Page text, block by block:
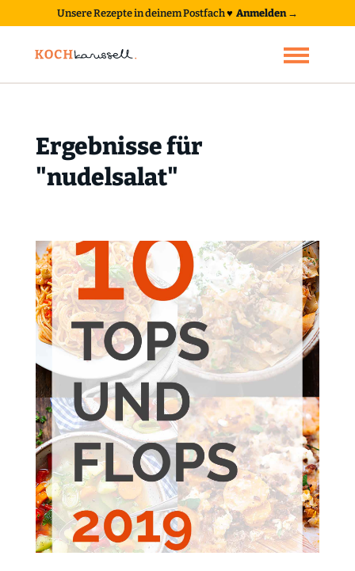
Unsere Rezepte in deinem Postfach♥ Anmelden →
Ergebnisse für
"nudelsalat"